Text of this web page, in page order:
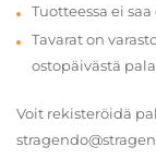
Tuotteessa ei
Tavarat on
ostopäivästä
Voit rekisteröidä